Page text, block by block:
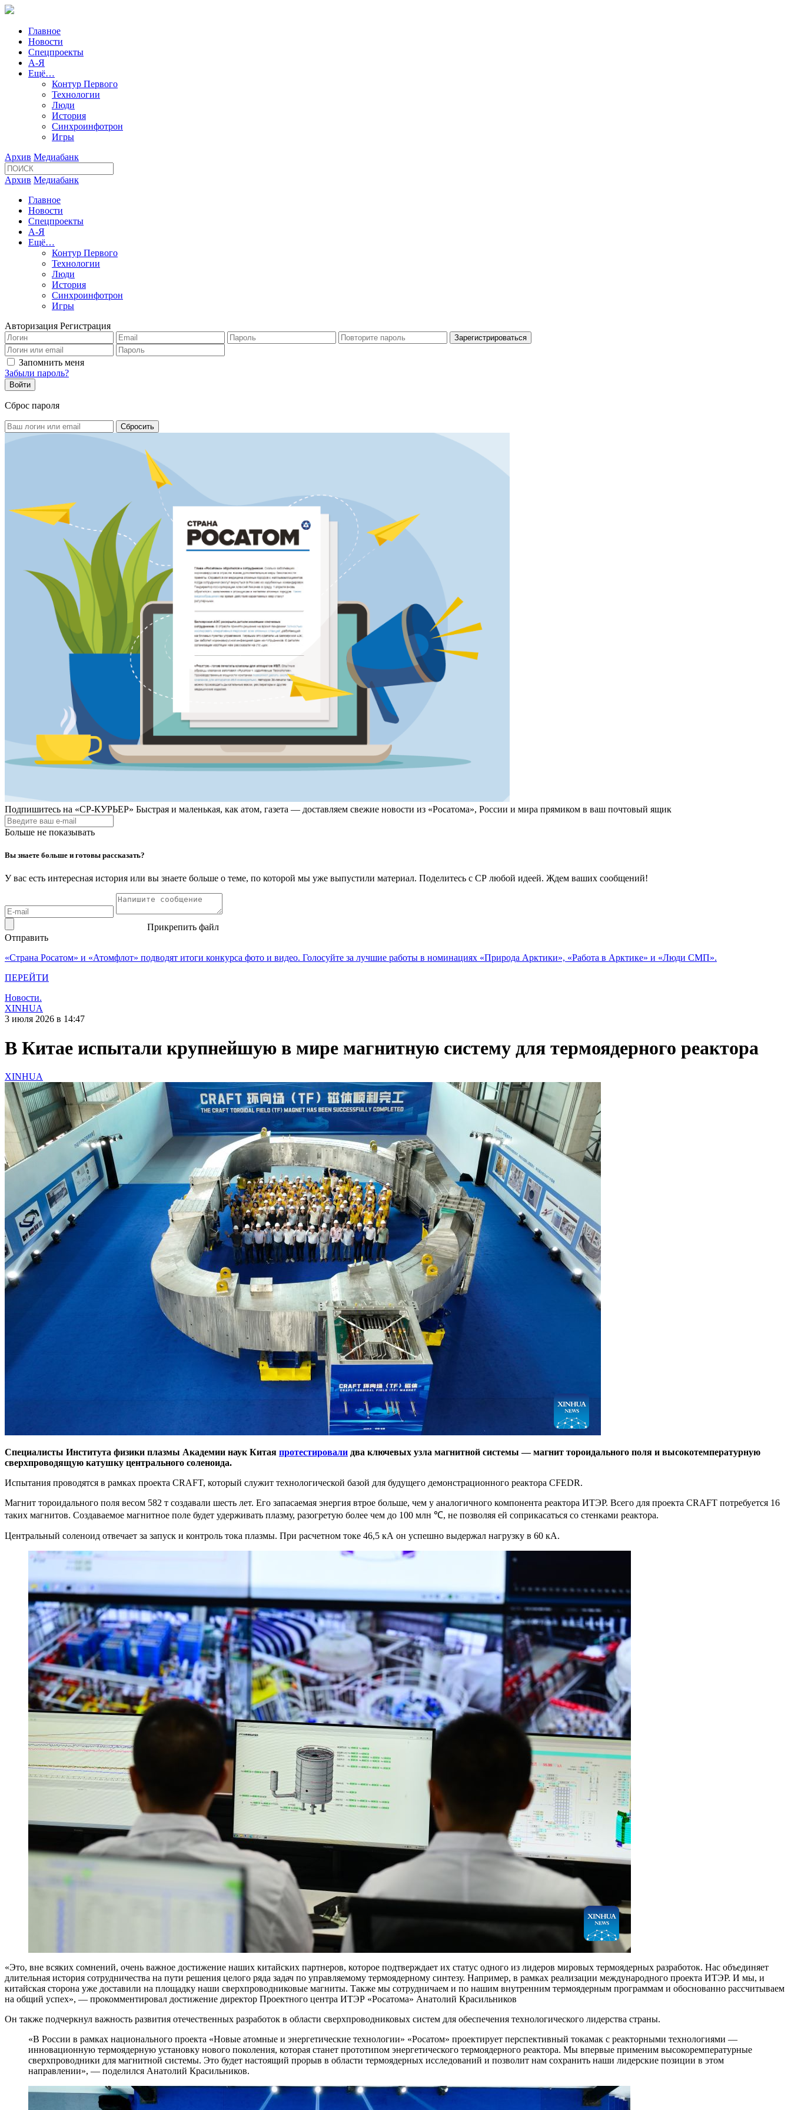
Главное
Новости
Спецпроекты
А-Я
Ещё…
Контур Первого
Технологии
Люди
История
Синхроинфотрон
Игры
Архив Медиабанк
Архив Медиабанк
Главное
Новости
Спецпроекты
А-Я
Ещё…
Контур Первого
Технологии
Люди
История
Синхроинфотрон
Игры
Авторизация Регистрация
Запомнить меня
Забыли пароль?
Сброс пароля
Подпишитесь на «СР-КУРЬЕР» Быстрая и маленькая, как атом, газета — доставляем свежие новости из «Росатома», России и мира прямиком в ваш почтовый ящик
Больше не показывать
Вы знаете больше и готовы рассказать?
У вас есть интересная история или вы знаете больше о теме, по которой мы уже выпустили материал. Поделитесь с СР любой идеей. Ждем ваших сообщений!
Прикрепить файл
Отправить
«Страна Росатом» и «Атомфлот» подводят итоги конкурса фото и видео. Голосуйте за лучшие работы в номинациях «Природа Арктики», «Работа в Арктике» и «Люди СМП».
ПЕРЕЙТИ
Новости.
XINHUA
3 июля 2026 в 14:47
В Китае испытали крупнейшую в мире магнитную систему для термоядерного реактора
XINHUA
Специалисты Института физики плазмы Академии наук Китая протестировали два ключевых узла магнитной системы — магнит тороидального поля и высокотемпературную
сверхпроводящую катушку центрального соленоида.
Испытания проводятся в рамках проекта CRAFT, который служит технологической базой для будущего демонстрационного реактора CFEDR.
Магнит тороидального поля весом 582 т создавали шесть лет. Его запасаемая энергия втрое больше, чем у аналогичного компонента реактора ИТЭР. Всего для проекта CRAFT потребуется 16
таких магнитов. Создаваемое магнитное поле будет удерживать плазму, разогретую более чем до 100 млн ℃, не позволяя ей соприкасаться со стенками реактора.
Центральный соленоид отвечает за запуск и контроль тока плазмы. При расчетном токе 46,5 кА он успешно выдержал нагрузку в 60 кА.
«Это, вне всяких сомнений, очень важное достижение наших китайских партнеров, которое подтверждает их статус одного из лидеров мировых термоядерных разработок. Нас объединяет
длительная история сотрудничества на пути решения целого ряда задач по управляемому термоядерному синтезу. Например, в рамках реализации международного проекта ИТЭР. И мы, и
китайская сторона уже доставили на площадку наши сверхпроводниковые магниты. Также мы сотрудничаем и по нашим внутренним термоядерным программам и обоснованно рассчитываем
на общий успех», — прокомментировал достижение директор Проектного центра ИТЭР «Росатома» Анатолий Красильников
Он также подчеркнул важность развития отечественных разработок в области сверхпроводниковых систем для обеспечения технологического лидерства страны.
«В России в рамках национального проекта «Новые атомные и энергетические технологии» «Росатом» проектирует перспективный токамак с реакторными технологиями —
инновационную термоядерную установку нового поколения, которая станет прототипом энергетического термоядерного реактора. Мы впервые применим высокоремпературные
сверхпроводники для магнитной системы. Это будет настоящий прорыв в области термоядерных исследований и позволит нам сохранить наши лидерские позиции в этом
направлении», — поделился Анатолий Красильников.